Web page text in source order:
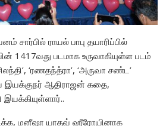
சார்பில் ராயல் பாபு தயாரிப்பில்
படமாக உருவாகியுள்ள படம்
‘ரணதந்த்ரா’, ‘அருவா சண்ட’
ஆதிராஜன் கதை,
மனீஷா யாதவ் ஹீரோயினாக